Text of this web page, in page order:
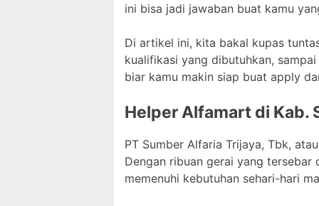
ini bisa jadi jawaban buat kamu
Di artikel ini, kita bakal kupas
kualifikasi yang dibutuhkan,
biar kamu makin siap buat apply
Helper Alfamart di Kab.
PT Sumber Alfaria Trijaya, Tbk,
Dengan ribuan gerai yang
memenuhi kebutuhan sehari-hari